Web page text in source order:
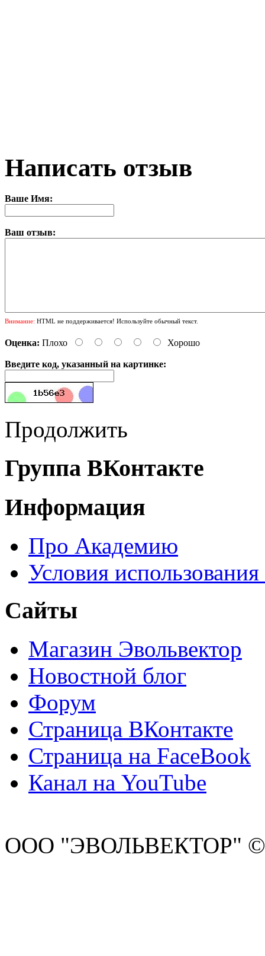
Написать отзыв
Ваше Имя:
Ваш отзыв:
Внимание: HTML не поддерживается! Используйте обычный текст.
Оценка: Плохо Хорошо
Введите код, указанный на картинке:
Продолжить
Группа ВКонтакте
Информация
Про Академию
Условия
Сайты
Магазин Эвольвектор
Новостной блог
Форум
Страница ВКонтакте
Страница на FaceBook
Канал на YouTube
ООО "ЭВОЛЬВЕКТОР" ©